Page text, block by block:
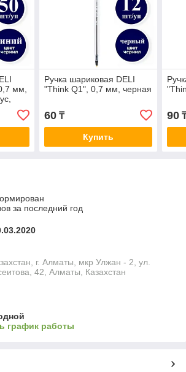
мм,
Ручка шариковая DELI
"Think Q1", 0,7 мм, черная
60₸
Купить
90
за последний год
г. Алматы, мкр Улжан - 2, ул.
42, Алматы, Казахстан
график работы